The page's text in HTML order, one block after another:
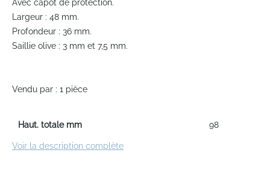
beginning
of
the
images
Avec capot de protection.
Largeur : 48 mm.
Profondeur : 36 mm.
Saillie olive : 3 mm et 7,5 mm.
Vendu par : 1 pièce
Haut. totale mm 98
Voir la description complète